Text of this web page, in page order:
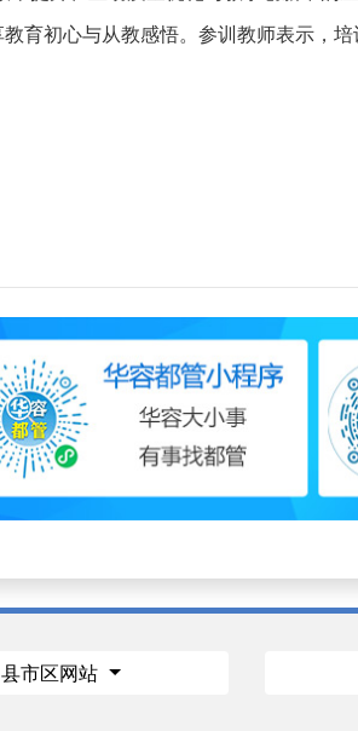
初心与从教感悟。参训教师表示，
县市区网站